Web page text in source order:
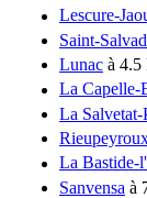
Lescure-
Saint-
Lunac à 4.5
La Capelle-
La Salvetat-
La Bastide-
Sanvensa à